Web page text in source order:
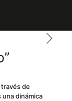
través de
una dinámica